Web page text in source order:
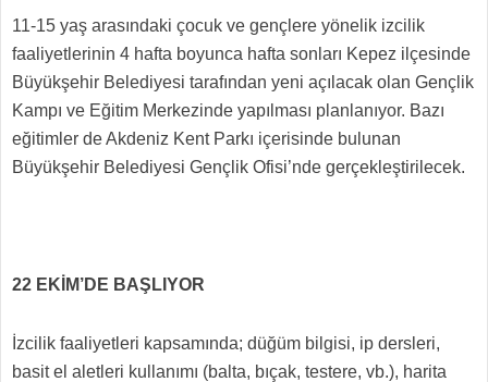
11-15 yaş arasındaki çocuk ve gençlere yönelik izcilik
faaliyetlerinin 4 hafta boyunca hafta sonları Kepez ilçesinde
Büyükşehir Belediyesi tarafından yeni açılacak olan Gençlik
Kampı ve Eğitim Merkezinde yapılması planlanıyor. Bazı
eğitimler de Akdeniz Kent Parkı içerisinde bulunan
Büyükşehir Belediyesi Gençlik Ofisi’nde gerçekleştirilecek.
22 EKİM’DE BAŞLIYOR
İzcilik faaliyetleri kapsamında; düğüm bilgisi, ip dersleri,
basit el aletleri kullanımı (balta, bıçak, testere, vb.), harita